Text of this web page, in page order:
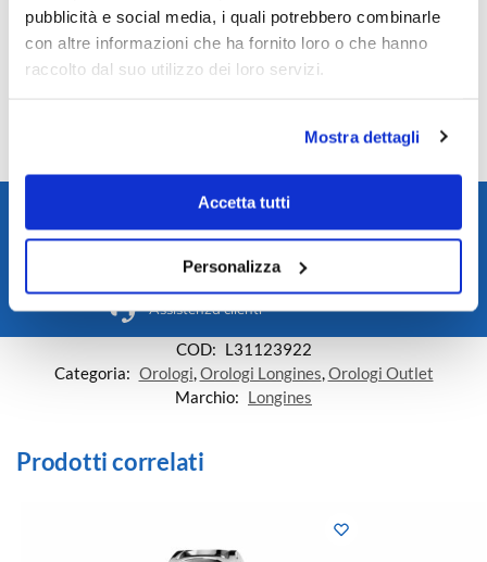
pubblicità e social media, i quali potrebbero combinarle
con altre informazioni che ha fornito loro o che hanno
raccolto dal suo utilizzo dei loro servizi.
Mostra dettagli
Accetta tutti
Personalizza
Spedizione rapida in 24/48h
Reso gratuito entro 14 giorni
Pagamenti sicuri
Assistenza clienti
COD: L31123922
Categoria: Orologi,Orologi Longines,Orologi Outlet
Marchio: Longines
Prodotti correlati